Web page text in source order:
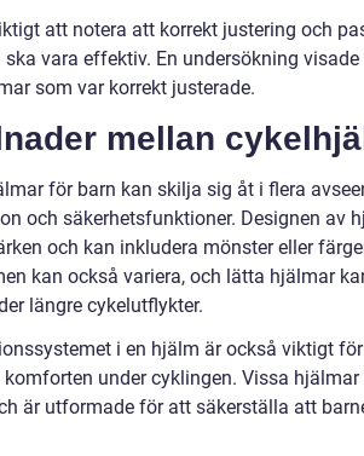
att notera att korrekt justering och
vara effektiv. En undersökning
som var korrekt justerade.
mellan
för barn kan skilja sig åt i flera
och säkerhetsfunktioner. Designen av
och kan inkludera mönster eller
kan också variera, och lätta hjälmar
längre cykelutflykter.
i en hjälm är också viktigt
komforten under cyklingen. Vissa
är utformade för att säkerställa att